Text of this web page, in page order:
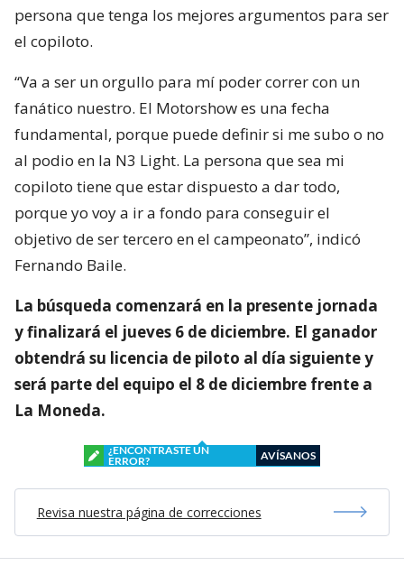
persona que tenga los mejores argumentos para ser
el copiloto.
“Va a ser un orgullo para mí poder correr con un
fanático nuestro. El Motorshow es una fecha
fundamental, porque puede definir si me subo o no
al podio en la N3 Light. La persona que sea mi
copiloto tiene que estar dispuesto a dar todo,
porque yo voy a ir a fondo para conseguir el
objetivo de ser tercero en el campeonato”, indicó
Fernando Baile.
La búsqueda comenzará en la presente jornada
y finalizará el jueves 6 de diciembre. El ganador
obtendrá su licencia de piloto al día siguiente y
será parte del equipo el 8 de diciembre frente a
La Moneda.
¿ENCONTRASTE UN
ERROR?
AVÍSANOS
Revisa nuestra página de correcciones